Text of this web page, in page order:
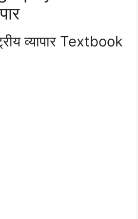
व्यापार Textbook